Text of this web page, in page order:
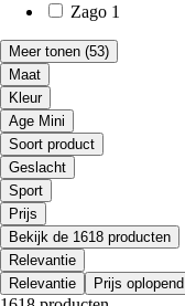
Zago 1
Meer tonen (53)
Maat
Kleur
Age Mini
Soort product
Geslacht
Sport
Prijs
Bekijk de 1618 producten
Relevantie
Relevantie
Prijs oplopend